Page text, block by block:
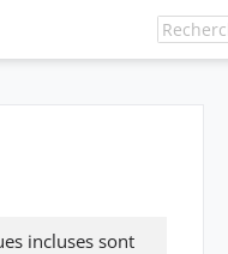
incluses sont